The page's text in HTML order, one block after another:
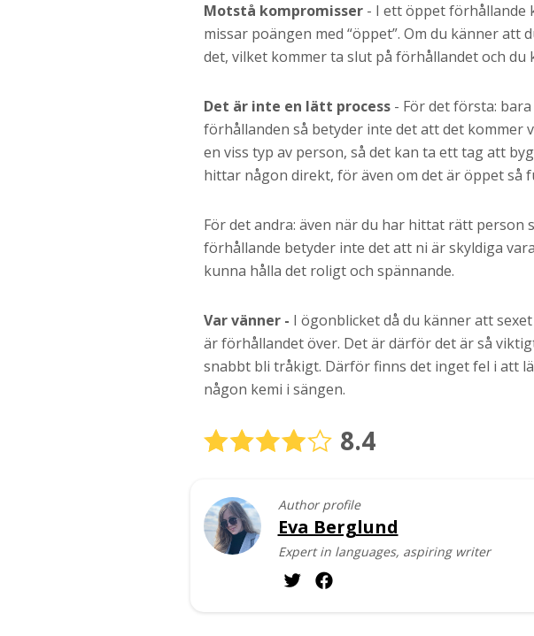
Motstå kompromisser- I ett öppet förhållande
missar poängen med “öppet”. Om du känner
det, vilket kommer ta slut på förhållandet och du
Det är inte en lätt process- För det första:
förhållanden så betyder inte det att det
en viss typ av person, så det kan ta ett tag att
hittar någon direkt, för även om det är öppet så
För det andra: även när du har hittat rätt person
förhållande betyder inte det att ni är skyldiga
kunna hålla det roligt och spännande.
Var vänner - I ögonblicket då du känner att
är förhållandet över. Det är därför det är så
snabbt bli tråkigt. Därför finns det inget fel i att
någon kemi i sängen.
8.4
Author profile
Eva Berglund
Expert in languages, aspiring writer